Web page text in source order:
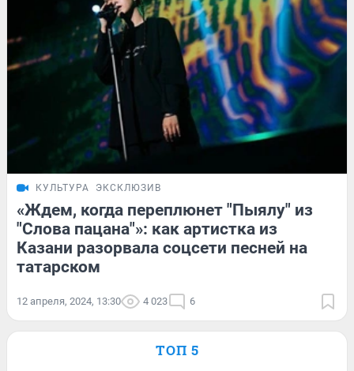
КУЛЬТУРА ЭКСКЛЮЗИВ
«Ждем, когда переплюнет "Пыялу" из
"Слова пацана"»: как артистка из
Казани разорвала соцсети песней на
татарском
12 апреля, 2024, 13:30 4 023 6
ТОП 5